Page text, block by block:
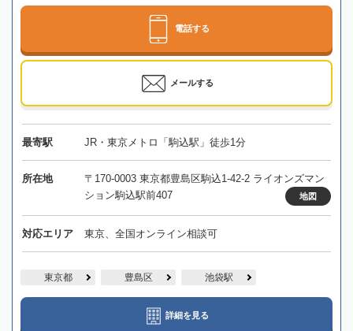
電話する
メールする
最寄駅 JR・東京メトロ「駒込駅」徒歩1分
所在地
〒170-0003 東京都豊島区駒込1-42-2 ライオンズマン
ション駒込駅前407
地図
対応エリア 東京、全国オンライン相談可
東京都 豊島区 池袋駅
詳細を見る